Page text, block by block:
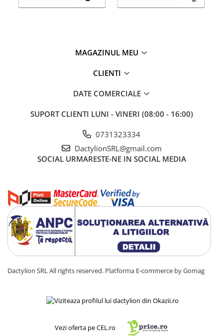
MAGAZINUL MEU
CLIENTI
DATE COMERCIALE
SUPORT CLIENTI LUNI - VINERI (08:00 - 16:00)
0731323334
DactylionSRL@gmail.com
SOCIAL URMARESTE-NE IN SOCIAL MEDIA
Dactylion SRL All rights reserved. Platforma E-commerce by Gomag
Vezi oferta pe CEL.ro